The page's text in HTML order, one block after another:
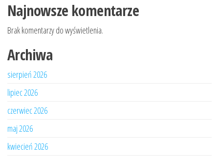
Najnowsze komentarze
Brak komentarzy do wyświetlenia.
Archiwa
sierpień 2026
lipiec 2026
czerwiec 2026
maj 2026
kwiecień 2026